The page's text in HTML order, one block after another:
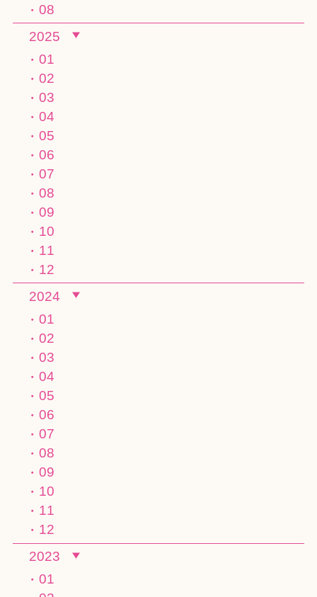
08
2025
01
02
03
04
05
06
07
08
09
10
11
12
2024
01
02
03
04
05
06
07
08
09
10
11
12
2023
01